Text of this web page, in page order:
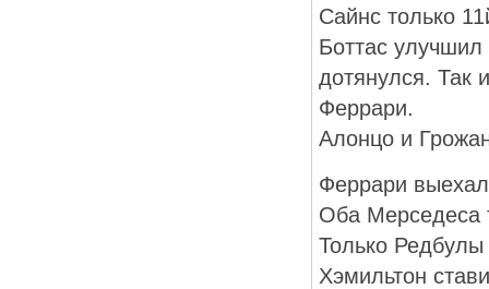
Сайнс только
Боттас
дотянулся. Так
Феррари.
Алонцо и
Феррари
Оба Мерседеса
Только
Хэмильтон